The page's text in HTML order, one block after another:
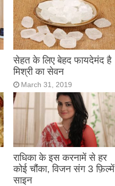
सेहत के लिए बेहद फायदेमंद है
मिश्री का सेवन
March 31, 2019
राधिका के इस करनामें से हर
कोई चौंका, विजन संग 3 फ़िल्में
साइन